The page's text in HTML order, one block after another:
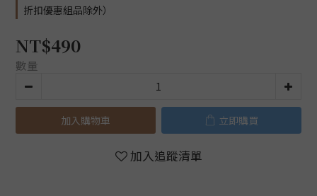
折扣優惠組品除外）
NT$490
數量
加入購物車 立即購買
加入追蹤清單